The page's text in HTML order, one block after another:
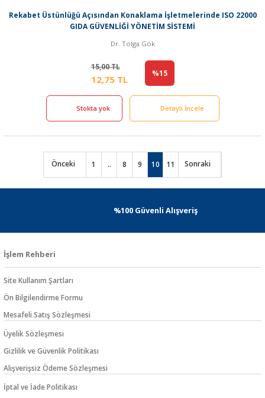
Rekabet Üstünlüğü Açısından Konaklama İşletmelerinde ISO 22000
GIDA GÜVENLİĞİ YÖNETİM SİSTEMİ
Dr. Tolga Gök
15,00 TL
12,75 TL
%15
Stokta yok Detaylı İncele
1 .. 8 9 10 11
%100 Güvenli Alışveriş
İşlem Rehberi
Site Kullanım Şartları
Ön Bilgilendirme Formu
Mesafeli Satış Sözleşmesi
Üyelik Sözleşmesi
Gizlilik ve Güvenlik Politikası
Alışverişsiz Ödeme Sözleşmesi
İptal ve İade Politikası